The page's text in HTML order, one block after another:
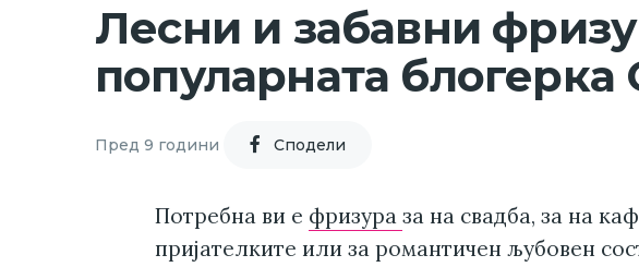
Лесни и забавни
популарната блогерка
Пред 9 години Cподели
Потребна ви е фризура за на свадба, за на
пријателките или за романтичен љубовен